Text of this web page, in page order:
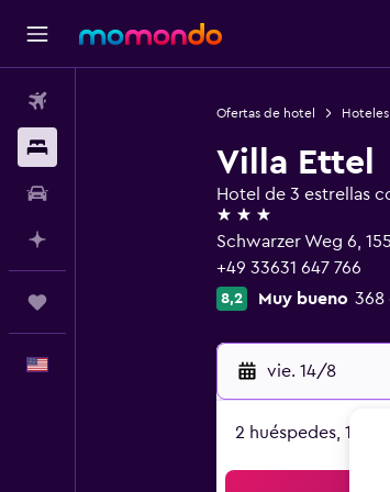
Ofertas de hotel
Villa Ettel
Hotel de 3 estrellas
3 estrellas
Schwarzer Weg 6,
+49 33631 647 766
8,2 Muy bueno 368
vie. 14/8
2 huéspedes, 1